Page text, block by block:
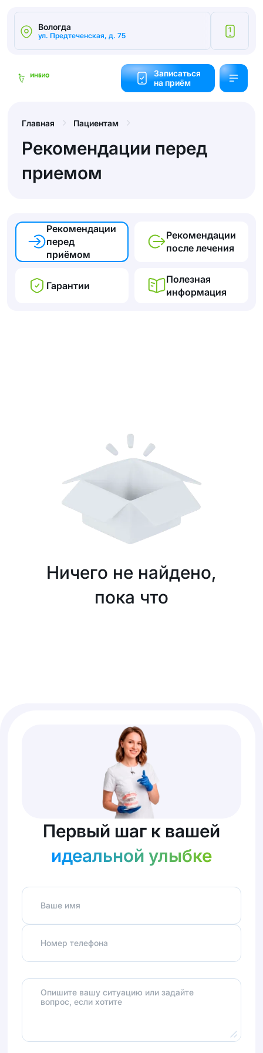
Вологда
ул. Предтеченская, д. 75
1
Записаться
на приём
Главная Пациентам
Рекомендации перед
приемом
Рекомендации
перед
приёмом
Рекомендации
после лечения
Гарантии
Полезная
информация
Ничего не найдено,
пока что
Первый шаг к вашей
идеальной улыбке
Ваше имя
Номер телефона
Опишите вашу ситуацию или задайте
вопрос, если хотите
cтоимости